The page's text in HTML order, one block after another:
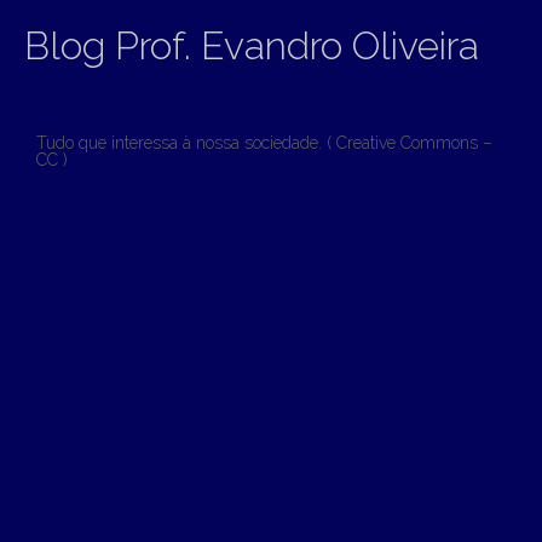
Blog Prof. Evandro Oliveira
Tudo que interessa à nossa sociedade. ( Creative Commons –
CC )